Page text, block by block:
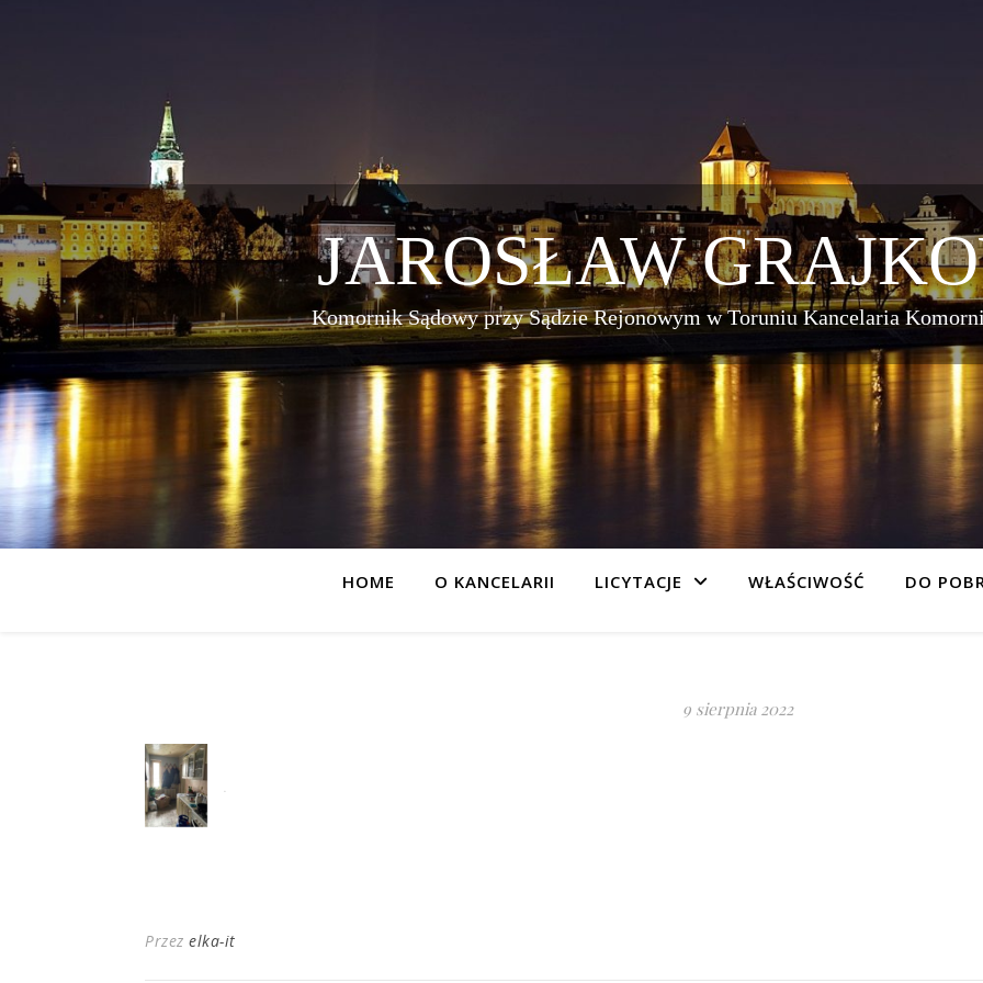
JAROSŁAW
Komornik Sądowy przy Sądzie Rejonowym w Toruniu Kancelaria
HOME O KANCELARII LICYTACJE WŁAŚCIWOŚĆ DO
9 sierpnia 2022
Przez elka-it